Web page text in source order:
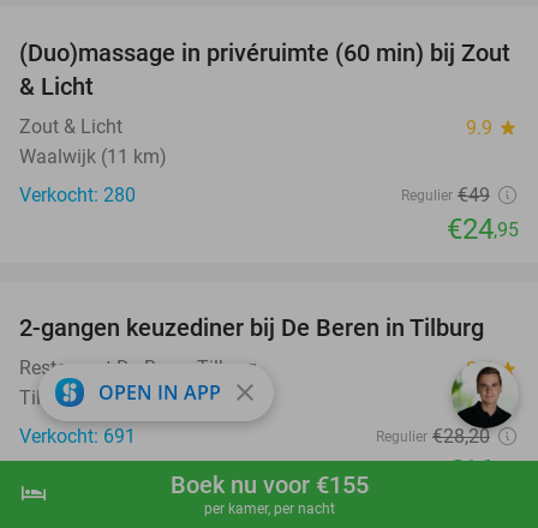
shopping_cart Boek nu
hotel Boek nu voor €155
per kamer, per nacht
49%
(Duo)massage in privéruimte (60 min) bij Zout
& Licht
Zout & Licht 9.9 star
Waalwijk (11 km)
Verkocht: 280
Regulier €49
€24,95
40%
2-gangen keuzediner bij De Beren in Tilburg
Restaurant De Beren Tilburg 8.7star
Tilburg
Verkocht: 691
Regulier €28,20
€16
OPEN IN APP close